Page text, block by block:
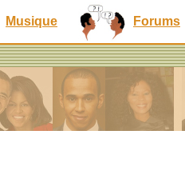
Musique Forums